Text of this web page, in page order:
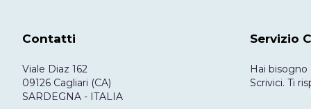
Contatti
Viale Diaz 162
09126 Cagliari (CA)
SARDEGNA - ITALIA
Servizio
Hai bisogno
Scrivici. Ti